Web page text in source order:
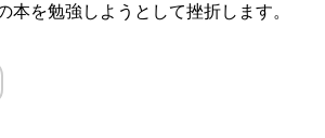
本を勉強しようとして挫折します。